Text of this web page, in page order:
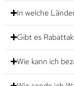
In welche
Gibt es
Wie kann ich